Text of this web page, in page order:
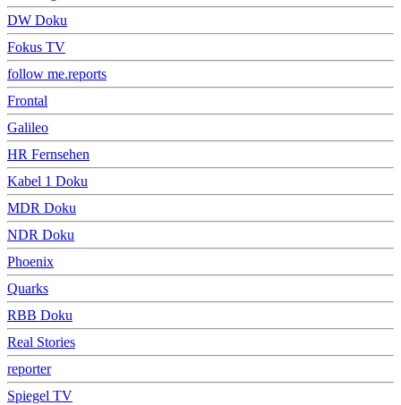
DW Doku
Fokus TV
follow me.reports
Frontal
Galileo
HR Fernsehen
Kabel 1 Doku
MDR Doku
NDR Doku
Phoenix
Quarks
RBB Doku
Real Stories
reporter
Spiegel TV